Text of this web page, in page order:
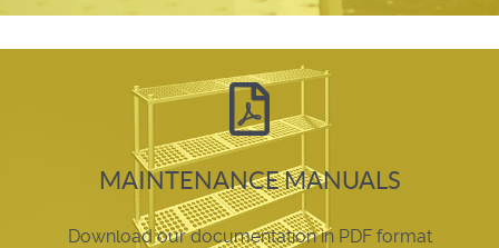
MAINTENANCE MANUALS
Download our documentation in PDF format